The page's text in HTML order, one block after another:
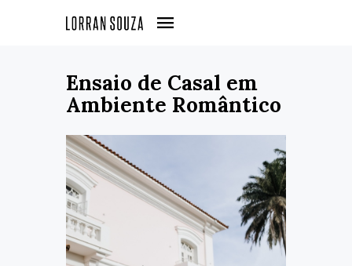
Ensaio de Casal em
Ambiente Romântico